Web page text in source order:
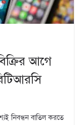
আগে
নিবন্ধন বাতিল করতে